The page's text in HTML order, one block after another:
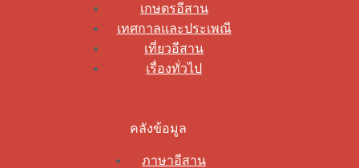
เกษตรอีสาน
เทศกาลและประเพณี
เที่ยวอีสาน
เรื่องทั่วไป
คลังข้อมูล
ภาษาอีสาน